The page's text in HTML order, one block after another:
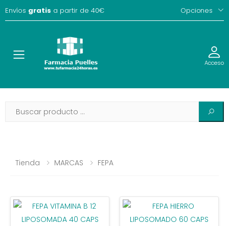
Envíos gratis a partir de 40€ Opciones
Toggle Acceso
Tienda MARCAS FEPA